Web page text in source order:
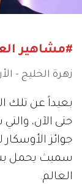
#مشاهير
زهرة الخليج -
بعيداً عن تلك
حتى الآن،
جوائز
سميث يحمل
العالم.